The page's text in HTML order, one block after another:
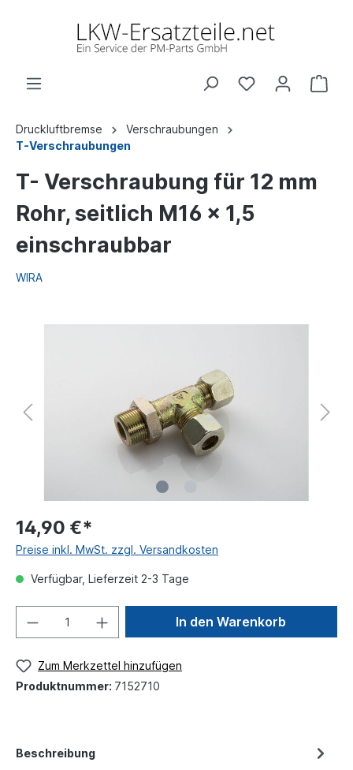
Druckluftbremse
Verschraubungen
T-Verschraubungen
T- Verschraubung für 12 mm
Rohr, seitlich M16 x 1,5
einschraubbar
WIRA
14,90 €*
Preise inkl. MwSt. zzgl. Versandkosten
Verfügbar, Lieferzeit 2-3 Tage
In den Warenkorb
Zum Merkzettel hinzufügen
Produktnummer: 7152710
Beschreibung